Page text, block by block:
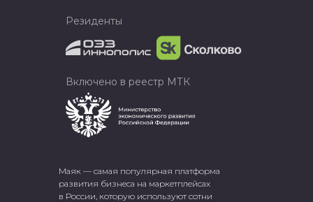
Маяк — самая популярная платформа
развития бизнеса на маркетплейсах
в России, которую используют сотни
Резиденты
Включено в реестр МТК